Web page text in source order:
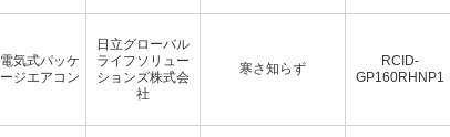
電気式パッケ
ージエアコン
日立グローバル
ライフソリュー
ションズ株式会
社
寒さ知らず
RCID-
GP160RHNP1